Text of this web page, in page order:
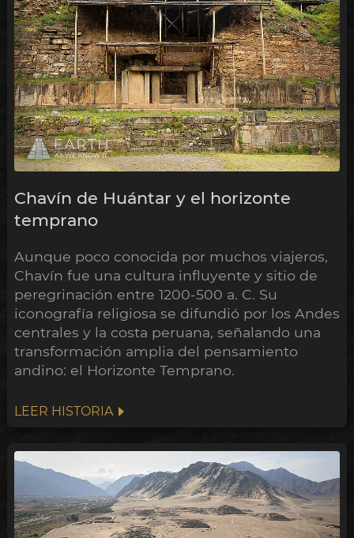
Chavín de Huántar y el horizonte
temprano
Aunque poco conocida por muchos viajeros,
Chavín fue una cultura influyente y sitio de
peregrinación entre 1200-500 a. C. Su
iconografía religiosa se difundió por los Andes
centrales y la costa peruana, señalando una
transformación amplia del pensamiento
andino: el Horizonte Temprano.
LEER HISTORIA